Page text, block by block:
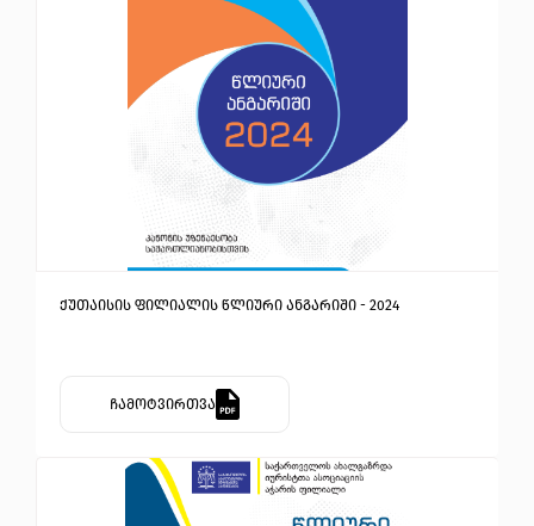
ქუთაისის ფილიალის წლიური ანგარიში - 2024
ჩამოტვირთვა